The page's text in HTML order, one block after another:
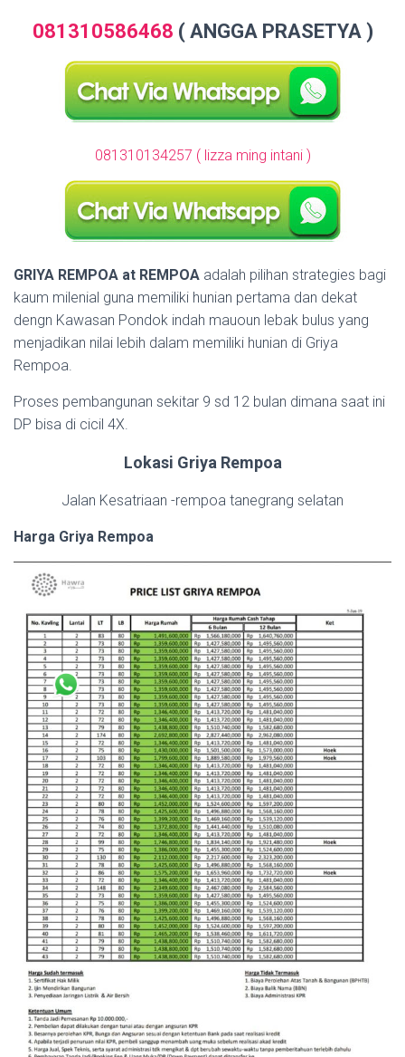
081310586468 ( ANGGA PRASETYA )
081310134257 ( lizza ming intani )
GRIYA REMPOA at REMPOA adalah pilihan strategies bagi
kaum milenial guna memiliki hunian pertama dan dekat
dengn Kawasan Pondok indah mauoun lebak bulus yang
menjadikan nilai lebih dalam memiliki hunian di Griya
Rempoa.
Proses pembangunan sekitar 9 sd 12 bulan dimana saat ini
DP bisa di cicil 4X.
Lokasi Griya Rempoa
Jalan Kesatriaan -rempoa tanegrang selatan
Harga Griya Rempoa